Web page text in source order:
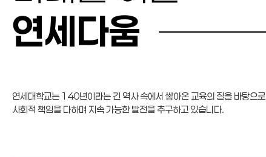
연세다움
연세대학교는 140년이라는 긴 역사 속에서 쌓아온 교육의 질을 바탕으로
사회적 책임을 다하며 지속 가능한 발전을 추구하고 있습니다.